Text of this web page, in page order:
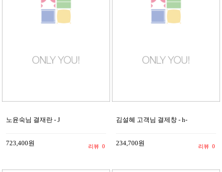
노윤숙님 결재란 - J
723,400원 리뷰 0
김설혜 고객님 결제창 - h-
234,700원 리뷰 0